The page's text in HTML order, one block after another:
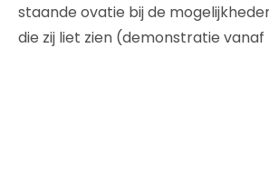
staande ovatie bij de
die zij liet zien (demonstratie vanaf